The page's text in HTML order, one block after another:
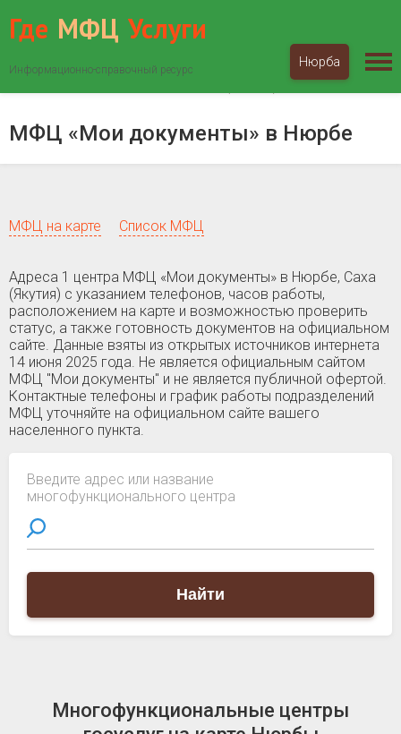
Где МФЦ Услуги
Информационно-справочный ресурс
Нюрба
Нюрба
МФЦ «Мои документы» в Нюрбе
МФЦ на карте Список МФЦ
Адреса 1 центра МФЦ «Мои документы» в Нюрбе, Саха
(Якутия) c указанием телефонов, часов работы,
расположением на карте и возможностью проверить
статус, а также готовность документов на официальном
сайте. Данные взяты из открытых источников интернета
14 июня 2025 года. Не является официальным сайтом
МФЦ "Мои документы" и не является публичной офертой.
Контактные телефоны и график работы подразделений
МФЦ уточняйте на официальном сайте вашего
населенного пункта.
Введите адрес или название
многофункционального центра
Найти
Многофункциональные центры